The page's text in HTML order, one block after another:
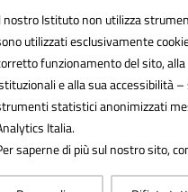
nostro Istituto non utilizza
utilizzati esclusivamente
funzionamento del sito,
e alla sua accessibilità
statistici anonimizzati
Italia.
saperne di più sul nostro sito,